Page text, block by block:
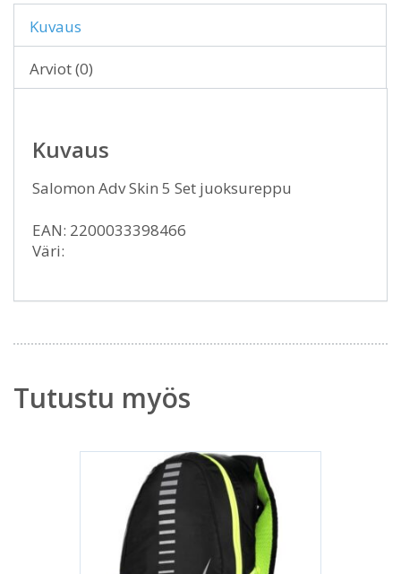
Kuvaus
Arviot (0)
Kuvaus
Salomon Adv Skin 5 Set juoksureppu
EAN: 2200033398466
Väri:
Tutustu myös